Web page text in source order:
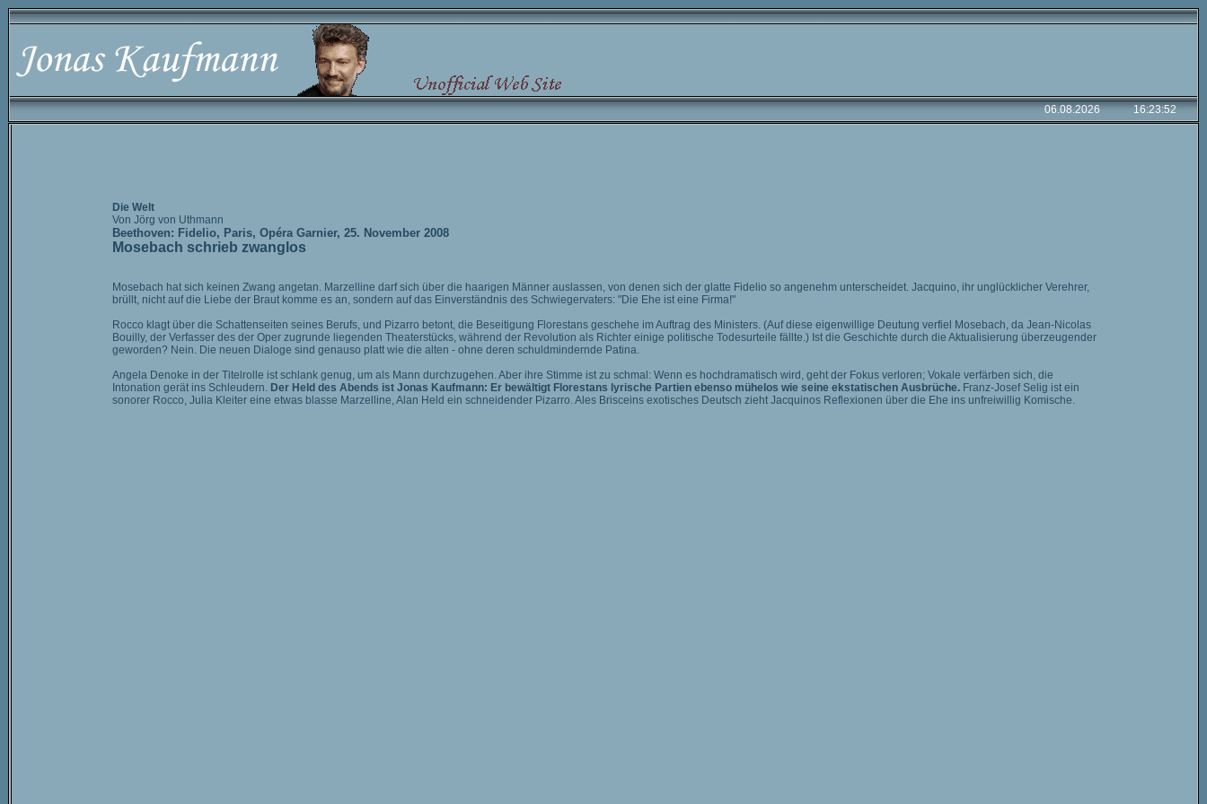
Die Welt
Von Jörg von Uthmann
Beethoven: Fidelio, Paris, Opéra Garnier, 25. November 2008
Mosebach schrieb zwanglos
Mosebach hat sich keinen Zwang angetan. Marzelline darf sich über die haarigen Männer auslassen, von denen sich der glatte Fidelio so angenehm unterscheidet. Jacquino, ihr unglücklicher Verehrer,
brüllt, nicht auf die Liebe der Braut komme es an, sondern auf das Einverständnis des Schwiegervaters: "Die Ehe ist eine Firma!"
Rocco klagt über die Schattenseiten seines Berufs, und Pizarro betont, die Beseitigung Florestans geschehe im Auftrag des Ministers. (Auf diese eigenwillige Deutung verfiel Mosebach, da Jean-Nicolas
Bouilly, der Verfasser des der Oper zugrunde liegenden Theaterstücks, während der Revolution als Richter einige politische Todesurteile fällte.) Ist die Geschichte durch die Aktualisierung überzeugender
geworden? Nein. Die neuen Dialoge sind genauso platt wie die alten - ohne deren schuldmindernde Patina.
Angela Denoke in der Titelrolle ist schlank genug, um als Mann durchzugehen. Aber ihre Stimme ist zu schmal: Wenn es hochdramatisch wird, geht der Fokus verloren; Vokale verfärben sich, die
Intonation gerät ins Schleudern. Der Held des Abends ist Jonas Kaufmann: Er bewältigt Florestans lyrische Partien ebenso mühelos wie seine ekstatischen Ausbrüche. Franz-Josef Selig ist ein
sonorer Rocco, Julia Kleiter eine etwas blasse Marzelline, Alan Held ein schneidender Pizarro. Ales Brisceins exotisches Deutsch zieht Jacquinos Reflexionen über die Ehe ins unfreiwillig Komische.